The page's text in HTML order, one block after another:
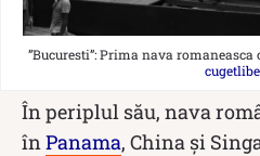
”Bucuresti”: Prima nava
În periplul său, nava
în Panama, China și